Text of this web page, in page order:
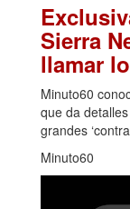
Sierra
llamar
Minuto60
que da
grandes
Minuto60